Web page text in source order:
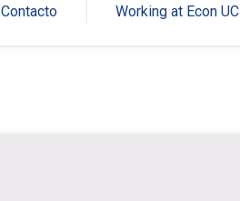
Contacto Working at Econ UC